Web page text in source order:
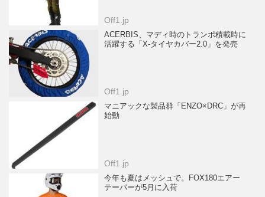
Off1.jp
ACERBIS、マディ時のトランポ積載時に
活躍する「X-タイヤカバー2.0」を発売
Off1.jp
マニアックな製品群「ENZO×DRC」が再
始動
Off1.jp
今年も夏はメッシュで。FOX180エアー
テーパーが5月に入荷